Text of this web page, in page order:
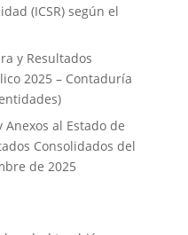
(ICSR) según el
y Resultados
2025 – Contaduría
al Estado de
Consolidados del
de 2025